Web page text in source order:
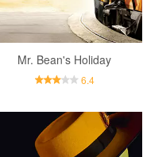
Mr. Bean's Holiday
6.4